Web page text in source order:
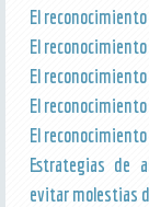
El
El
El
El
El
Estrategias de
evitar molestias